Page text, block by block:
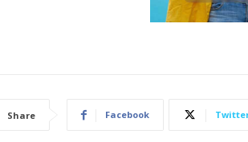
Share Facebook